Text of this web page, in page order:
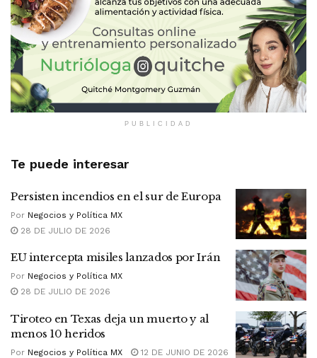
PUBLICIDAD
Te puede interesar
Persisten incendios en el sur de Europa
Por Negocios y Política MX
28 DE JULIO DE 2026
EU intercepta misiles lanzados por Irán
Por Negocios y Política MX
28 DE JULIO DE 2026
Tiroteo en Texas deja un muerto y al
menos 10 heridos
Por Negocios y Política MX 12 DE JUNIO DE 2026